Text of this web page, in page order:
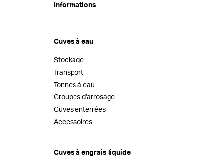
Informations
Cuves à eau
Stockage
Transport
Tonnes à eau
Groupes d'arrosage
Cuves enterrées
Accessoires
Cuves à engrais liquide